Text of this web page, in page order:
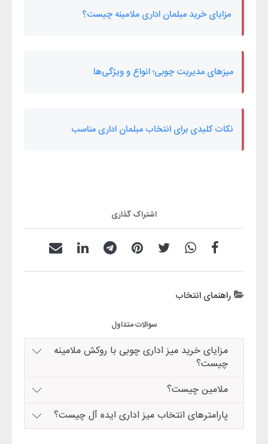
مزایای خرید مبلمان اداری ملامینه چیست؟
میزهای مدیریت چوبی؛ انواع و ویژگی‌ها
نکات کلیدی برای انتخاب مبلمان اداری مناسب
اشتراک گذاری
راهنمای انتخاب
سوالات متداول
مزایای خرید میز اداری چوبی با روکش ملامینه
چیست؟
ملامین چیست؟
پارامترهای انتخاب میز اداری ایده آل چیست؟